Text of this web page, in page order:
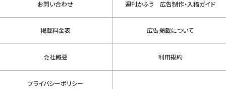
お問い合わせ 週刊かふう 広告制作・入稿ガイド
掲載料金表 広告掲載について
会社概要 利用規約
プライバシーポリシー